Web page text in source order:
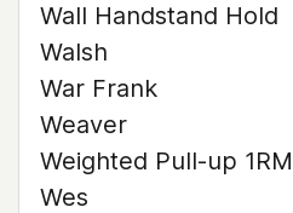
Wall Handstand Hold
Walsh
War Frank
Weaver
Weighted Pull-up 1RM
Wes